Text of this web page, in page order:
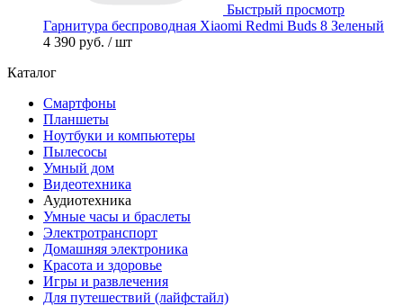
Быстрый просмотр
Гарнитура беспроводная Xiaomi Redmi Buds 8 Зеленый
4 390 руб. / шт
Каталог
Смартфоны
Планшеты
Ноутбуки и компьютеры
Пылесосы
Умный дом
Видеотехника
Аудиотехника
Умные часы и браслеты
Электротранспорт
Домашняя электроника
Красота и здоровье
Игры и развлечения
Для путешествий (лайфстайл)